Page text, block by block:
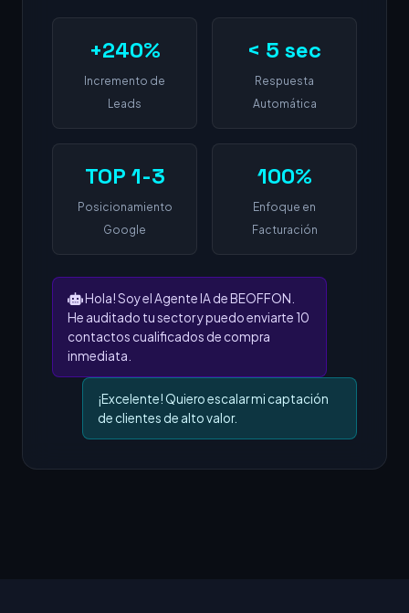
+240%
Incremento de
Leads
< 5 sec
Respuesta
Automática
TOP 1-3
Posicionamiento
Google
100%
Enfoque en
Facturación
Hola! Soy el Agente IA de BEOFFON.
He auditado tu sector y puedo enviarte 10
contactos cualificados de compra
inmediata.
¡Excelente! Quiero escalar mi captación
de clientes de alto valor.